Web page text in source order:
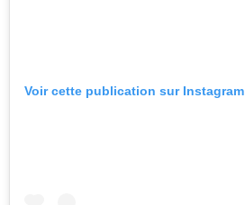
Voir cette publication sur Instagram